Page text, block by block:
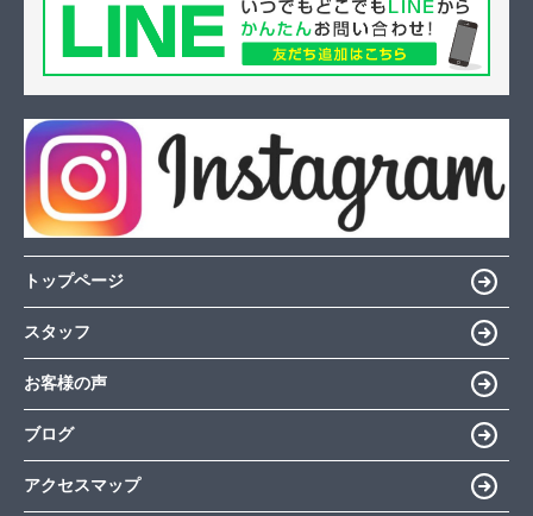
トップページ
スタッフ
お客様の声
ブログ
アクセスマップ